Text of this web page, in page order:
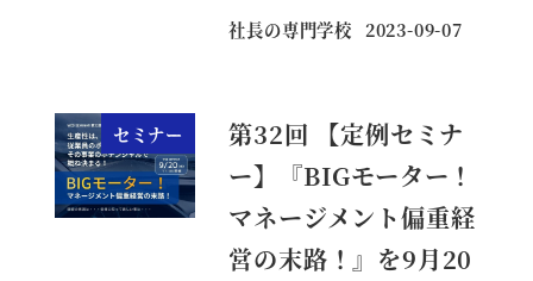
社長の専門学校
投稿日
2023-09-07
セミナー
第32回 【定例セミナ
ー】『BIGモーター！
マネージメント偏重経
営の末路！』を9月20